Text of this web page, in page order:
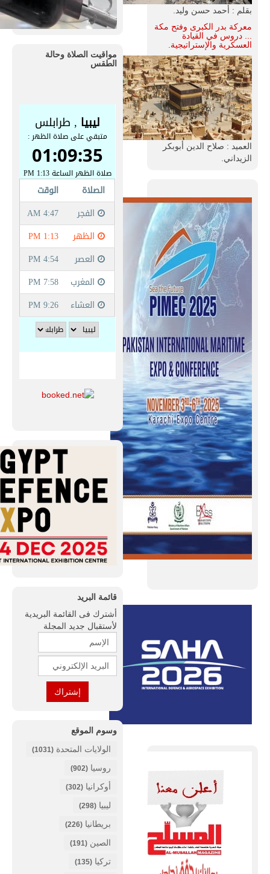
بقلم : أحمد حسن وليد.
معركة بدر الكبرى وفتح مكة
... دروس في القيادة
العسكرية والإستراتيجية.
العميد : صلاح الدين أبوبكر
الزيداني.
مواقيت الصلاة وحالة
الطقس
قائمة البريد
أشترك فى القائمة البريدية
لأستقبال جديد المجلة
وسوم الموقع
الولايات المتحدة (1031)
روسيا (902)
أوكرانيا (302)
ليبيا (298)
بريطانيا (226)
الصين (191)
تركيا (135)